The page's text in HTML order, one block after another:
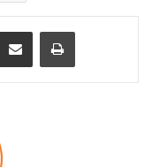
Share via Email Print